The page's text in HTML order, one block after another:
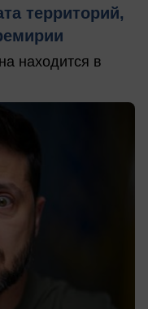
территорий,
находится в